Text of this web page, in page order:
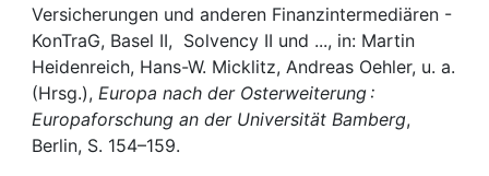
Versicherungen und anderen Finanzintermediären -
KonTraG, Basel II, Solvency II und ..., in: Martin
Heidenreich, Hans-W. Micklitz, Andreas Oehler, u. a.
(Hrsg.), Europa nach der Osterweiterung :
Europaforschung an der Universität Bamberg,
Berlin, S. 154–159.